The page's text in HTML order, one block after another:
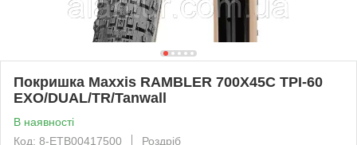
Покришка Maxxis RAMBLER 700X45C TPI-60
EXO/DUAL/TR/Tanwall
В наявності
Код: 8-ETB00417500
Роздріб